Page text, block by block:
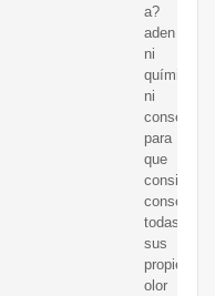
a?
aden
ni
químicos
ni
para
que
consiga
conservar
todas
sus
olor